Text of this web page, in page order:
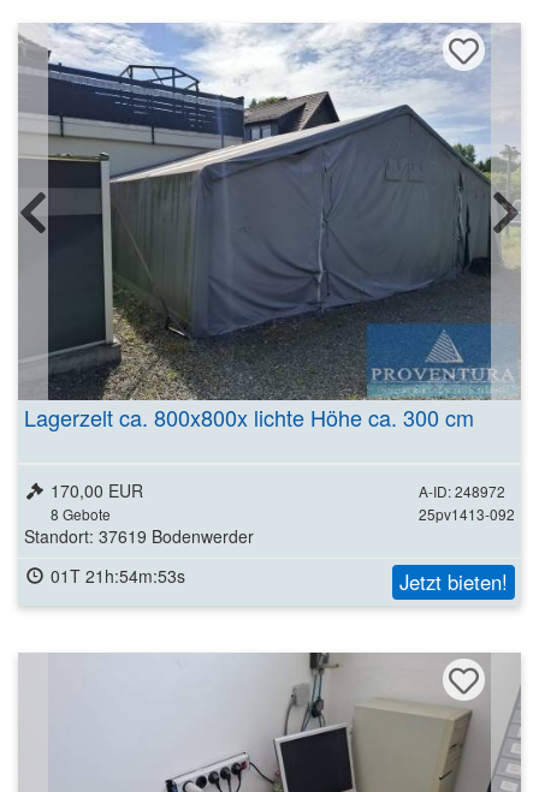
Lagerzelt ca. 800x800x lichte Höhe ca. 300 cm
A-ID: 248972
25pv1413-092
170,00 EUR
8 Gebote
Standort: 37619 Bodenwerder
01T 21h:54m:51s
Jetzt bieten!